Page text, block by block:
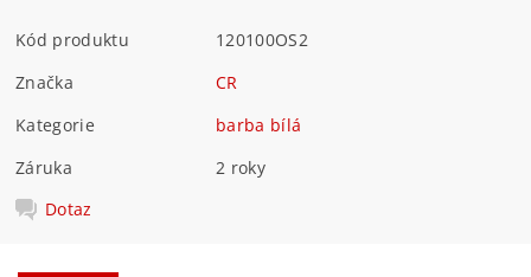
Kód produktu
120100OS2
Značka
CR
Kategorie
barba bílá
Záruka
2 roky
Dotaz